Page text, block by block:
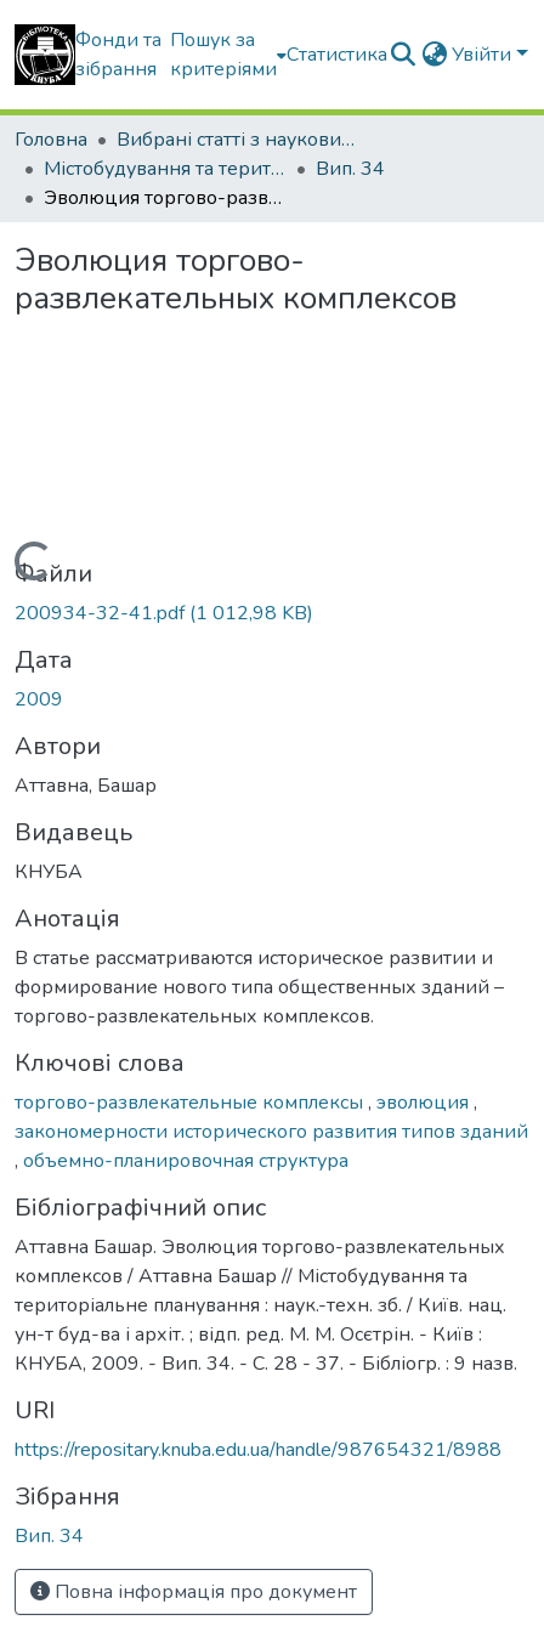
Фонди та
зібрання
Пошук за
критеріями
Статистика Увійти
Головна
Вибрані статті з наукових збірників КНУБА
Містобудування та територіальне планування
Вип. 34
Эволюция торгово-развлекательных комплексов
Эволюция торгово-
развлекательных комплексов
Вантажиться...
Файли
200934-32-41.pdf(1 012,98 KB)
Дата
2009
Автори
Аттавна, Башар
Видавець
КНУБА
Анотація
В статье рассматриваются историческое развитии и
формирование нового типа общественных зданий –
торгово-развлекательных комплексов.
Ключові слова
торгово-развлекательные комплексы , эволюция ,
закономерности исторического развития типов зданий
, объемно-планировочная структура
Бібліографічний опис
Аттавна Башар. Эволюция торгово-развлекательных
комплексов / Аттавна Башар // Містобудування та
територіальне планування : наук.-техн. зб. / Київ. нац.
ун-т буд-ва і архіт. ; відп. ред. М. М. Осєтрін. - Київ :
КНУБА, 2009. - Вип. 34. - С. 28 - 37. - Бібліогр. : 9 назв.
URI
https://repositary.knuba.edu.ua/handle/987654321/8988
Зібрання
Вип. 34
Повна інформація про документ